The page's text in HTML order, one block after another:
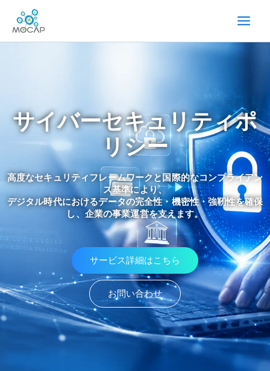
サイバーセキュリティポ
リシー
高度なセキュリティフレームワークと国際的なコンプライアン
ス基準により、
デジタル時代におけるデータの完全性・機密性・強靭性を確保
し、企業の事業運営を支えます。
サービス詳細はこちら
お問い合わせ